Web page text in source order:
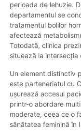
perioada de lehuzie.
departamentul se
tratamentul bolilor
afectează
Totodată, clinica
situează la
Un element distinctiv
este parteneriatul cu
ușurează accesul
printr-o abordare
moderate, ceea ce o
sănătatea feminină în